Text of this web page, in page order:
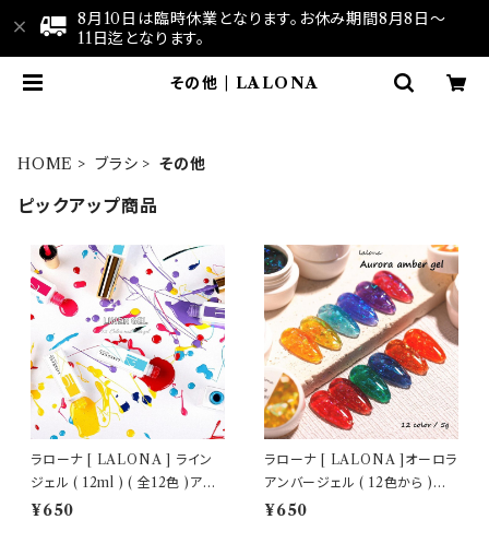
8月10日は臨時休業となります。お休み期間8月8日～
11日迄となります。
その他 | LALONA
HOME ブラシ その他
ピックアップ商品
ラローナ [ LALONA ] ライン
ジェル ( 12ml ) ( 全12色 )アー
トジェル/細ブラシ
¥650
ラローナ [ LALONA ]オーロラ
アンバージェル ( 12色から )ジ
ェルネイル/セルフネイル/ネイル
¥650